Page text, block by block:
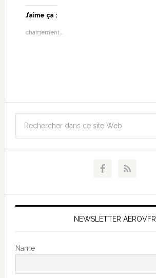
J’aime ça :
chargement…
NEWSLETTER AEROVFR
Name